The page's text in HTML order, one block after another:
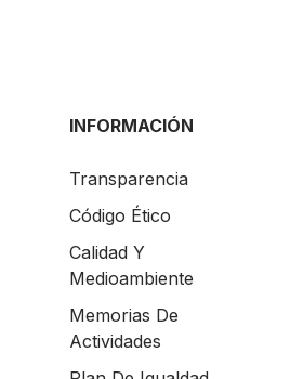
INFORMACIÓN
Transparencia
Código Ético
Calidad Y
Medioambiente
Memorias De
Actividades